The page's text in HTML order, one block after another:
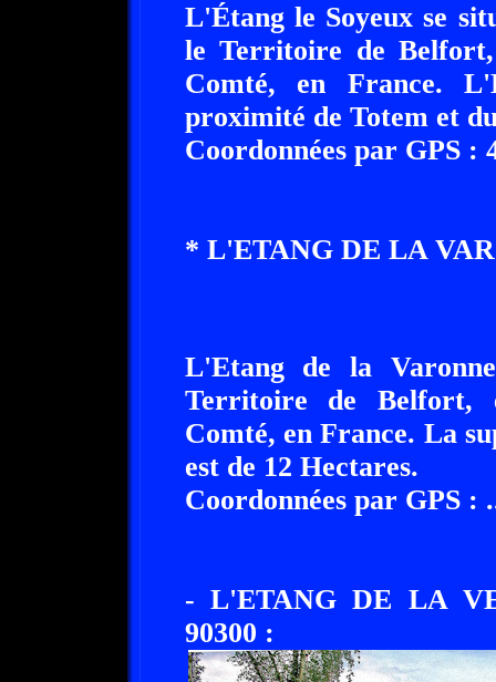
L'Étang le Soyeux se
le Territoire de Belfort,
Comté, en France.
proximité de Totem et
Coordonnées par GPS :
* L'ETANG DE LA
L'Etang de la
Territoire de Belfort,
Comté, en France. La
est de 12 Hectares.
Coordonnées par GPS :
- L'ETANG DE LA
90300 :